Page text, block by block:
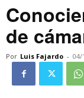
de
Por Luis Fajardo - 04/